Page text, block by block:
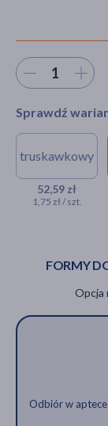
Wybierz ilość
Sprawdź
truskawkowy
52,59 zł
1,75 zł / szt.
FORMY
Opcja
Odbiór w aptece